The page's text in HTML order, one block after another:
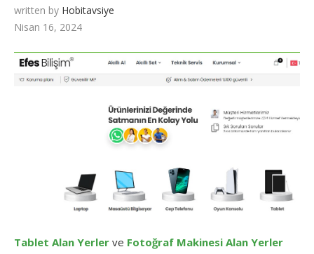
written by Hobitavsiye
Nisan 16, 2024
Tablet Alan Yerler ve Fotoğraf Makinesi Alan Yerler